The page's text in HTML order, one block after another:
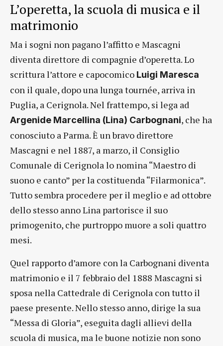
L’operetta, la scuola di musica e il
matrimonio
Ma i sogni non pagano l’affitto e Mascagni
diventa direttore di compagnie d’operetta. Lo
scrittura l’attore e capocomico Luigi Maresca
con il quale, dopo una lunga tournée, arriva in
Puglia, a Cerignola. Nel frattempo, si lega ad
Argenide Marcellina (Lina) Carbognani, che ha
conosciuto a Parma. È un bravo direttore
Mascagni e nel 1887, a marzo, il Consiglio
Comunale di Cerignola lo nomina “Maestro di
suono e canto” per la costituenda “Filarmonica”.
Tutto sembra procedere per il meglio e ad ottobre
dello stesso anno Lina partorisce il suo
primogenito, che purtroppo muore a soli quattro
mesi.
Quel rapporto d’amore con la Carbognani diventa
matrimonio e il 7 febbraio del 1888 Mascagni si
sposa nella Cattedrale di Cerignola con tutto il
paese presente. Nello stesso anno, dirige la sua
“Messa di Gloria”, eseguita dagli allievi della
scuola di musica, ma le buone notizie non sono